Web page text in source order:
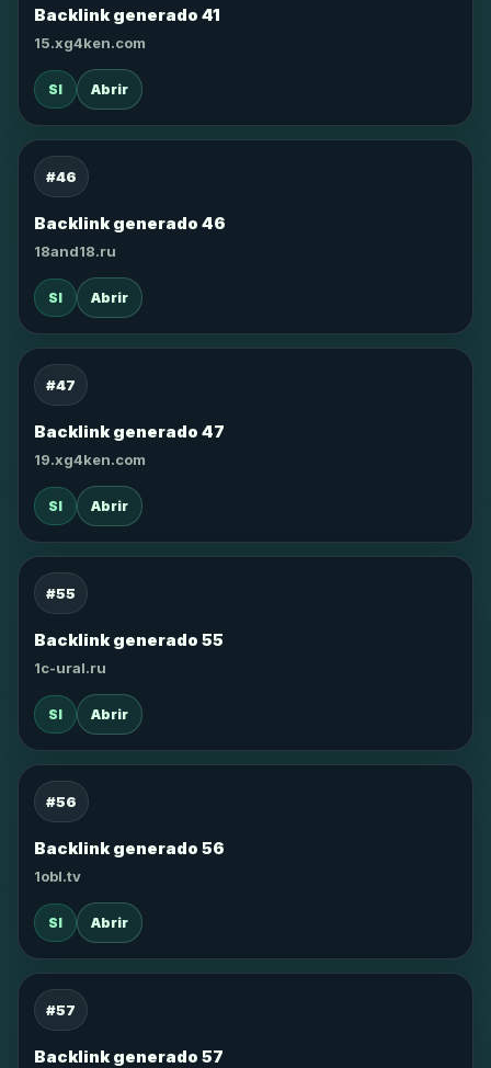
Backlink generado 41
15.xg4ken.com
SI Abrir
#46
Backlink generado 46
18and18.ru
SI Abrir
#47
Backlink generado 47
19.xg4ken.com
SI Abrir
#55
Backlink generado 55
1c-ural.ru
SI Abrir
#56
Backlink generado 56
1obl.tv
SI Abrir
#57
Backlink generado 57